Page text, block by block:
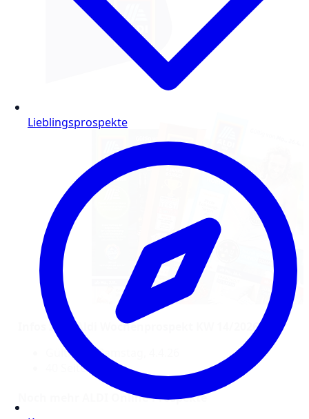
Infos zum Aldi Wochenprospekt KW 14/2026:
Gültig bis Samstag, 4.4.26
40 Seiten
Noch mehr ALDI Online-Prospekte
Lieblingsprospekte